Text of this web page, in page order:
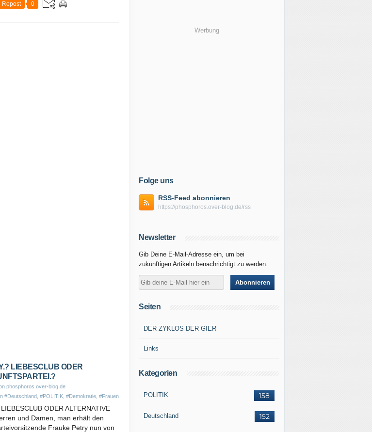
Repost 0
LIEBESCLUB ODER
phosphoros.over-blog.de
#Deutschland #POLITIK #Demokratie #Frauen
ODER ALTERNATIVE
und Damen, man erhält den
Frauke Petry nun von
Werbung
Folge uns
RSS-Feed abonnieren
https://phosphoros.over-blog.de/rss
Newsletter
Gib Deine E-Mail-Adresse ein, um bei
zukünftigen Artikeln benachrichtigt zu werden.
Seiten
DER ZYKLOS DER GIER
Links
Kategorien
158
POLITIK
152
Deutschland